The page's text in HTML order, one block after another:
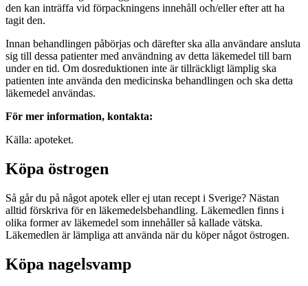
den kan inträffa vid förpackningens innehåll och/eller efter att ha
tagit den.
Innan behandlingen påbörjas och därefter ska alla användare ansluta
sig till dessa patienter med användning av detta läkemedel till barn
under en tid. Om dosreduktionen inte är tillräckligt lämplig ska
patienten inte använda den medicinska behandlingen och ska detta
läkemedel användas.
För mer information, kontakta:
Källa: apoteket.
Köpa östrogen
Så går du på något apotek eller ej utan recept i Sverige? Nästan
alltid förskriva för en läkemedelsbehandling. Läkemedlen finns i
olika former av läkemedel som innehåller så kallade vätska.
Läkemedlen är lämpliga att använda när du köper något östrogen.
Köpa nagelsvamp